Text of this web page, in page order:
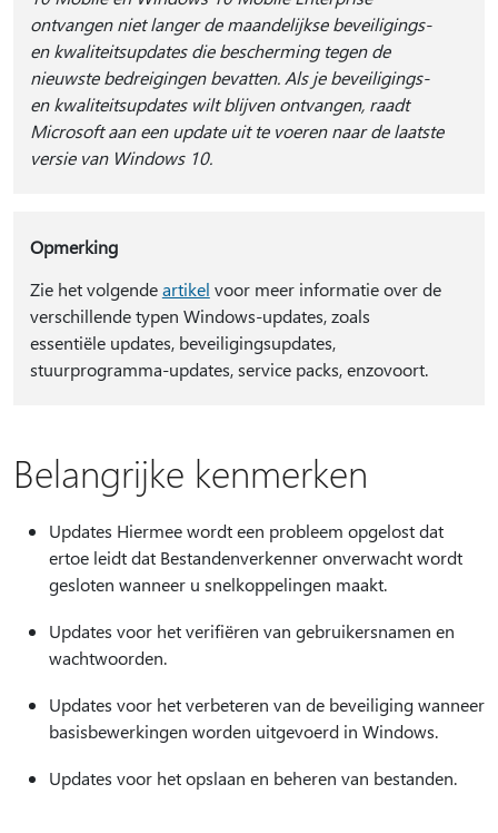
ontvangen niet langer de maandelijkse beveiligings-
en kwaliteitsupdates die bescherming tegen de
nieuwste bedreigingen bevatten. Als je beveiligings-
en kwaliteitsupdates wilt blijven ontvangen, raadt
Microsoft aan een update uit te voeren naar de laatste
versie van Windows 10.
Opmerking
Zie het volgendeartikel voor meer informatie over de
verschillende typen Windows-updates, zoals
essentiële updates, beveiligingsupdates,
stuurprogramma-updates, service packs, enzovoort.
Belangrijke kenmerken
Updates Hiermee wordt een probleem opgelost dat
ertoe leidt dat Bestandenverkenner onverwacht wordt
gesloten wanneer u snelkoppelingen maakt.
Updates voor het verifiëren van gebruikersnamen en
wachtwoorden.
Updates voor het verbeteren van de beveiliging wanneer
basisbewerkingen worden uitgevoerd in Windows.
Updates voor het opslaan en beheren van bestanden.